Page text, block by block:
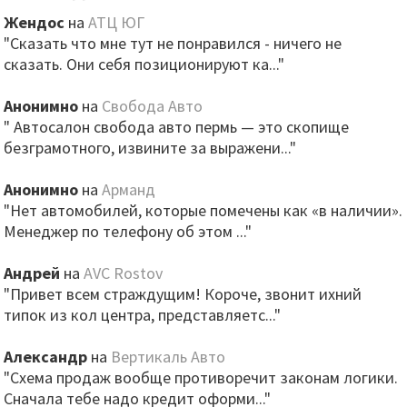
Жендос наАТЦ ЮГ
"Сказать что мне тут не понравился - ничего не
сказать. Они себя позиционируют ка..."
Анонимно на Свобода Авто
" Автосалон свобода авто пермь — это скопище
безграмотного, извините за выражени..."
Анонимно наАрманд
"Нет автомобилей, которые помечены как «в наличии».
Менеджер по телефону об этом ..."
Андрей наAVC Rostov
"Привет всем страждущим! Короче, звонит ихний
типок из кол центра, представляетс..."
Александр на Вертикаль Авто
"Схема продаж вообще противоречит законам логики.
Сначала тебе надо кредит оформи..."